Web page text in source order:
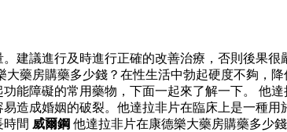
建議進行及時進行正確的改善治療，否則後果
藥房購藥多少錢？在性生活中勃起硬度不夠，
能障礙的常用藥物，下面一起來了解一下。 他
造成婚姻的破裂。他達拉非片在臨床上是一種
時間 威爾鋼 他達拉非片在康德樂大藥房購藥多少